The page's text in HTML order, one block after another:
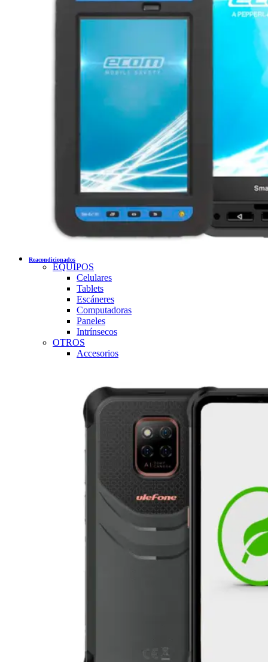
Reacondicionados
EQUIPOS
Celulares
Tablets
Escáneres
Computadoras
Paneles
Intrínsecos
OTROS
Accesorios